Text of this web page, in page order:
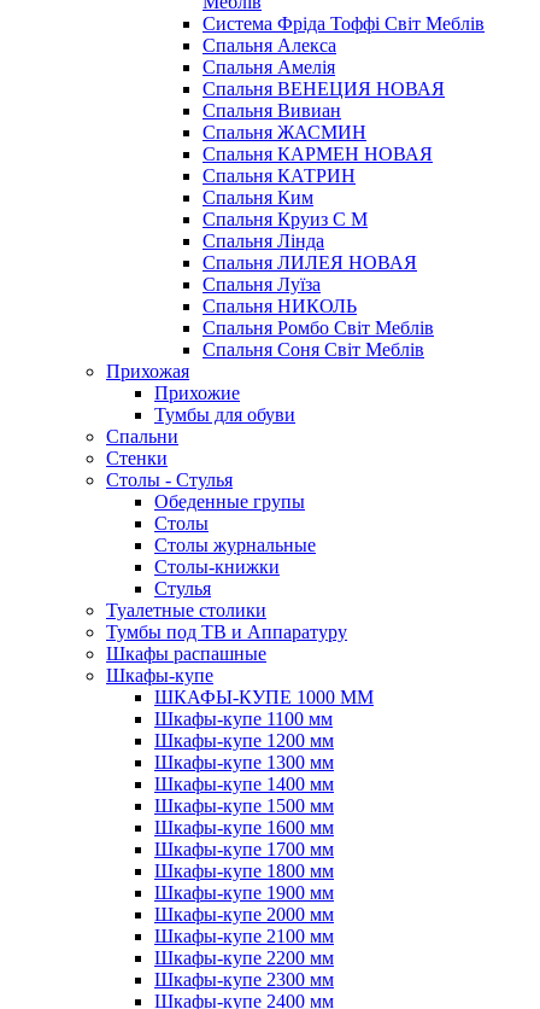
Система Фріда Тоффі Світ Меблів
Спальня Алекса
Спальня Амелія
Спальня ВЕНЕЦИЯ НОВАЯ
Спальня Вивиан
Спальня ЖАСМИН
Спальня КАРМЕН НОВАЯ
Спальня КАТРИН
Спальня Ким
Спальня Круиз С М
Спальня Лінда
Спальня ЛИЛЕЯ НОВАЯ
Спальня Луїза
Спальня НИКОЛЬ
Спальня Ромбо Світ Меблів
Спальня Соня Світ Меблів
Прихожая
Прихожие
Тумбы для обуви
Спальни
Стенки
Столы - Стулья
Обеденные групы
Столы
Столы журнальные
Столы-книжки
Стулья
Туалетные столики
Тумбы под ТВ и Аппаратуру
Шкафы распашные
Шкафы-купе
ШКАФЫ-КУПЕ 1000 ММ
Шкафы-купе 1100 мм
Шкафы-купе 1200 мм
Шкафы-купе 1300 мм
Шкафы-купе 1400 мм
Шкафы-купе 1500 мм
Шкафы-купе 1600 мм
Шкафы-купе 1700 мм
Шкафы-купе 1800 мм
Шкафы-купе 1900 мм
Шкафы-купе 2000 мм
Шкафы-купе 2100 мм
Шкафы-купе 2200 мм
Шкафы-купе 2300 мм
Шкафы-купе 2400 мм